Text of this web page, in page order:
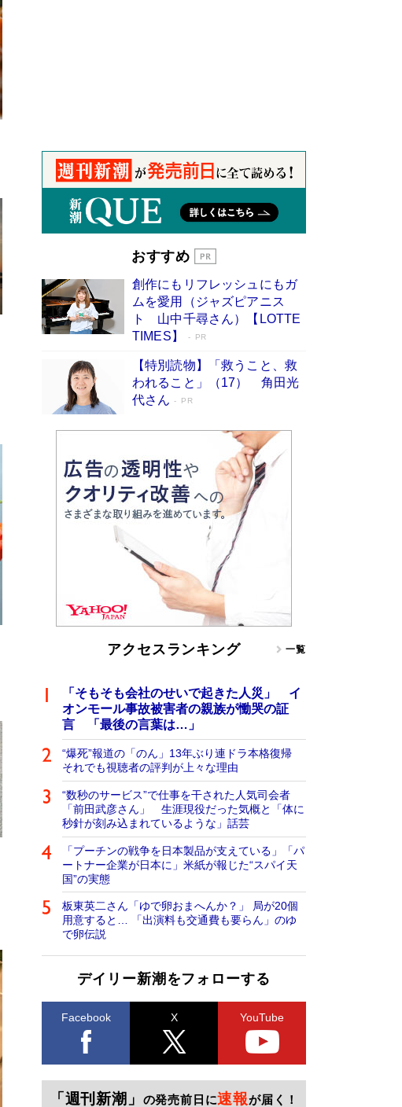
おすすめ
創作にもリフレッシュにもガ
ムを愛用（ジャズピアニス
ト 山中千尋さん）【LOTTE
TIMES】
PR
【特別読物】「救うこと、救
われること」（17） 角田光
代さん
PR
アクセスランキング 一覧
「そもそも会社のせいで起きた人災」 イ
オンモール事故被害者の親族が慟哭の証
言 「最後の言葉は…」
“爆死”報道の「のん」13年ぶり連ドラ本格復帰
それでも視聴者の評判が上々な理由
“数秒のサービス”で仕事を干された人気司会者
「前田武彦さん」 生涯現役だった気概と「体に
秒針が刻み込まれているような」話芸
「プーチンの戦争を日本製品が支えている」「パ
ートナー企業が日本に」米紙が報じた“スパイ天
国”の実態
板東英二さん「ゆで卵おまへんか？」 局が20個
用意すると… 「出演料も交通費も要らん」のゆ
で卵伝説
デイリー新潮をフォローする
Facebook X YouTube
「週刊新潮」 の発売前日に速報が届く！